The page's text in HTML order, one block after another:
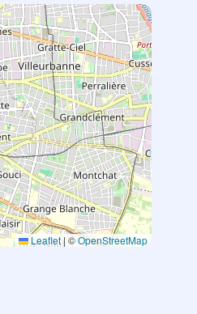
Leaflet| ©OpenStreetMap